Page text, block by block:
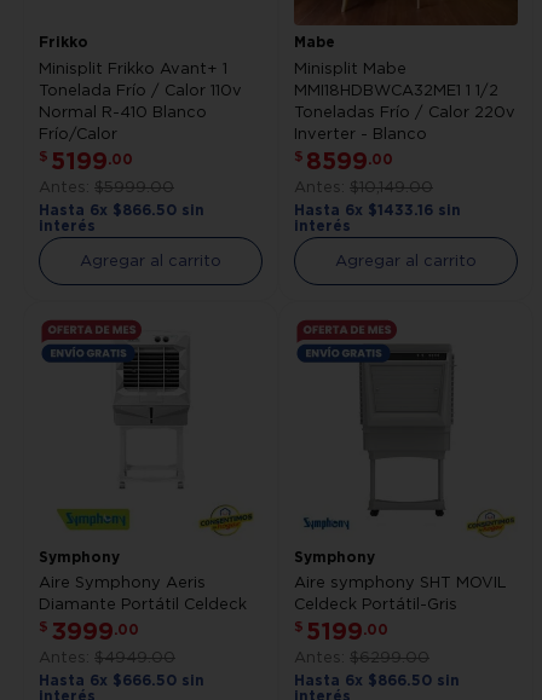
Frikko
Minisplit Frikko Avant+ 1
Tonelada Frío / Calor 110v
Normal R-410 Blanco
Frío/Calor
$ 5199.00
$5999.00
Hasta 6x $866. 50 sin
interés
Agregar al carrito
Mabe
Minisplit Mabe
MMI18HDBWCA32ME1 1 1/2
Toneladas Frío / Calor 220v
Inverter - Blanco
$ 8599.00
$10,149.00
Hasta 6x $1433.16 sin
interés
Agregar al carrito
Symphony
Aire Symphony Aeris
Diamante Portátil Celdeck
$ 3999.00
$4949.00
Hasta 6x $666. 50 sin
interés
Symphony
Aire symphony SHT MOVIL
Celdeck Portátil-Gris
$ 5199.00
$6299.00
Hasta 6x $866. 50 sin
interés